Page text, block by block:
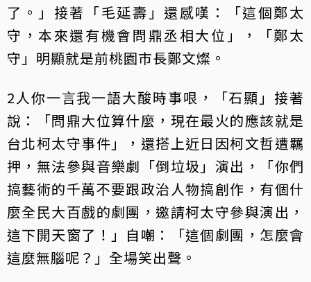
了。」接著「毛延壽」還感嘆：「這個鄭太
守，本來還有機會問鼎丞相大位」，「鄭太
守」明顯就是前桃園市長鄭文燦。
2人你一言我一語大酸時事哏，「石顯」接著
說：「問鼎大位算什麼，現在最火的應該就是
台北柯太守事件」，還搭上近日因柯文哲遭羈
押，無法參與音樂劇「倒垃圾」演出，「你們
搞藝術的千萬不要跟政治人物搞創作，有個什
麼全民大百戲的劇團，邀請柯太守參與演出，
這下開天窗了！」自嘲：「這個劇團，怎麼會
這麼無腦呢？」全場笑出聲。